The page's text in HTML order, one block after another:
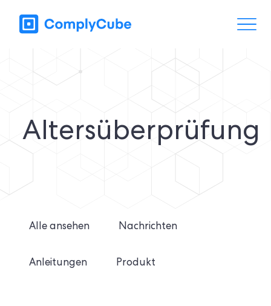
Altersüberprüfung
Alle ansehen Nachrichten
Anleitungen Produkt